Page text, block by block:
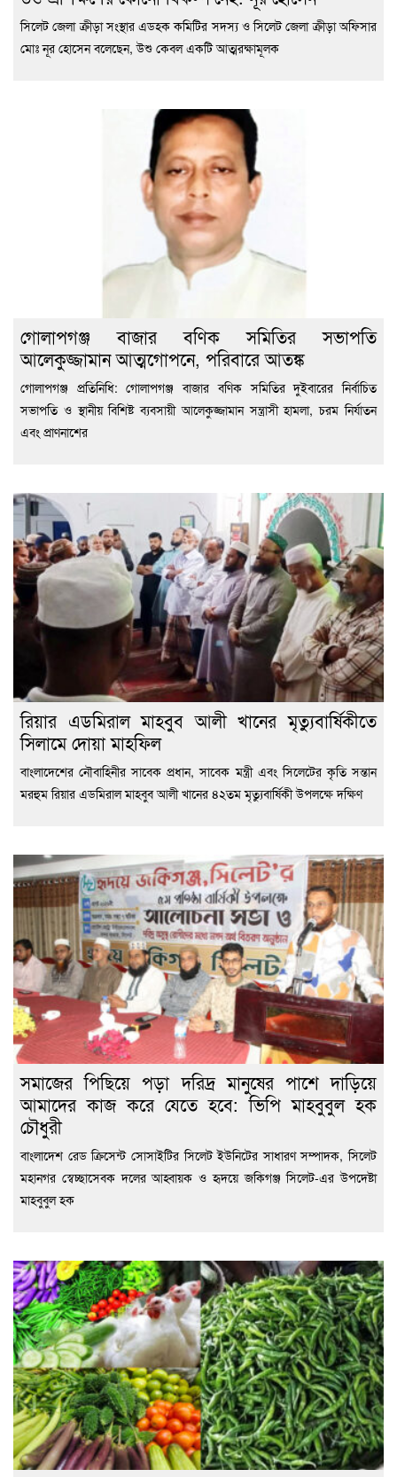
সিলেট জেলা ক্রীড়া সংস্থার এডহক কমিটির সদস্য ও সিলেট জেলা ক্রীড়া অফিসার
মোঃ নূর হোসেন বলেছেন, উশু কেবল একটি আত্মরক্ষামূলক
গোলাপগঞ্জ বাজার বণিক সমিতির সভাপতি
আলেকুজ্জামান আত্মগোপনে, পরিবারে আতঙ্ক
গোলাপগঞ্জ প্রতিনিধি: গোলাপগঞ্জ বাজার বণিক সমিতির দুইবারের নির্বাচিত
সভাপতি ও স্থানীয় বিশিষ্ট ব্যবসায়ী আলেকুজ্জামান সন্ত্রাসী হামলা, চরম নির্যাতন
এবং প্রাণনাশের
রিয়ার এডমিরাল মাহবুব আলী খানের মৃত্যুবার্ষিকীতে
সিলামে দোয়া মাহফিল
বাংলাদেশের নৌবাহিনীর সাবেক প্রধান, সাবেক মন্ত্রী এবং সিলেটের কৃতি সন্তান
মরহুম রিয়ার এডমিরাল মাহবুব আলী খানের ৪২তম মৃত্যুবার্ষিকী উপলক্ষে দক্ষিণ
সমাজের পিছিয়ে পড়া দরিদ্র মানুষের পাশে দাড়িয়ে
আমাদের কাজ করে যেতে হবে: ভিপি মাহবুবুল হক
চৌধুরী
বাংলাদেশ রেড ক্রিসেন্ট সোসাইটির সিলেট ইউনিটের সাধারণ সম্পাদক, সিলেট
মহানগর স্বেচ্ছাসেবক দলের আহ্বায়ক ও হৃদয়ে জকিগঞ্জ সিলেট-এর উপদেষ্টা
মাহবুবুল হক